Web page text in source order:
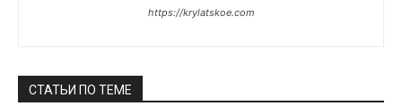
https://krylatskoe.com
СТАТЬИ ПО ТЕМЕ